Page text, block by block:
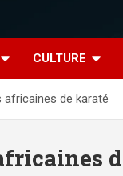
CULTURE
de karaté